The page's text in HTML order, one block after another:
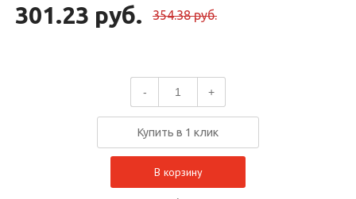
301.23 руб. 354.38 руб.
- +
Купить в 1 клик
В корзину